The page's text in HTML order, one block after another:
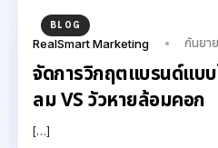
BLOG
RealSmart Marketing กันยา
จัดการวิกฤตแบรนด์แบ
ลม VS วัวหายล้อมคอก
[…]